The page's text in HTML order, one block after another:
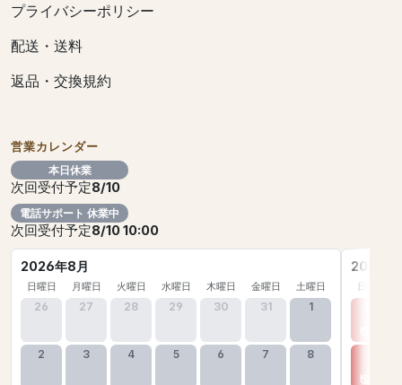
プライバシーポリシー
配送・送料
返品・交換規約
営業カレンダー
本日休業
次回受付予定8/10
電話サポート 休業中
次回受付予定8/10 10:00
2026年8月
日曜日 月曜日 火曜日 水曜日 木曜日 金曜日 土曜日
26 27 28 29 30 31 1
2 3 4 5 6 7 8
2026年
日曜日